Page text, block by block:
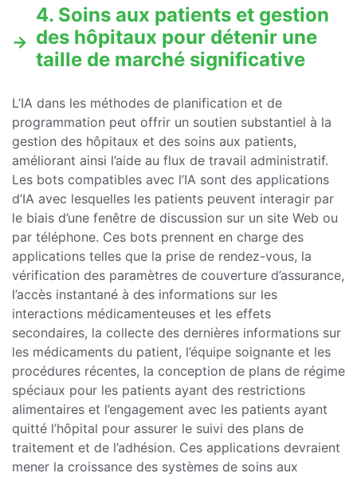
4. Soins aux patients et gestion
des hôpitaux pour détenir une
taille de marché significative
L’IA dans les méthodes de planification et de
programmation peut offrir un soutien substantiel à la
gestion des hôpitaux et des soins aux patients,
améliorant ainsi l’aide au flux de travail administratif.
Les bots compatibles avec l’IA sont des applications
d’IA avec lesquelles les patients peuvent interagir par
le biais d’une fenêtre de discussion sur un site Web ou
par téléphone. Ces bots prennent en charge des
applications telles que la prise de rendez-vous, la
vérification des paramètres de couverture d’assurance,
l’accès instantané à des informations sur les
interactions médicamenteuses et les effets
secondaires, la collecte des dernières informations sur
les médicaments du patient, l’équipe soignante et les
procédures récentes, la conception de plans de régime
spéciaux pour les patients ayant des restrictions
alimentaires et l’engagement avec les patients ayant
quitté l’hôpital pour assurer le suivi des plans de
traitement et de l’adhésion. Ces applications devraient
mener la croissance des systèmes de soins aux